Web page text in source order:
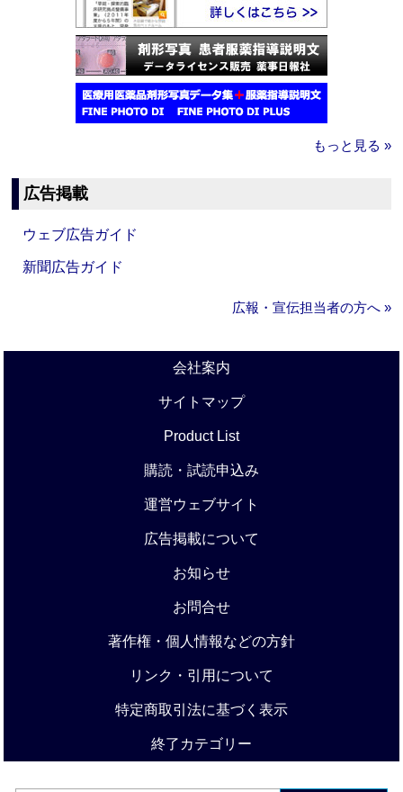
もっと見る »
広告掲載
ウェブ広告ガイド
新聞広告ガイド
広報・宣伝担当者の方へ »
会社案内
サイトマップ
Product List
購読・試読申込み
運営ウェブサイト
広告掲載について
お知らせ
お問合せ
著作権・個人情報などの方針
リンク・引用について
特定商取引法に基づく表示
終了カテゴリー